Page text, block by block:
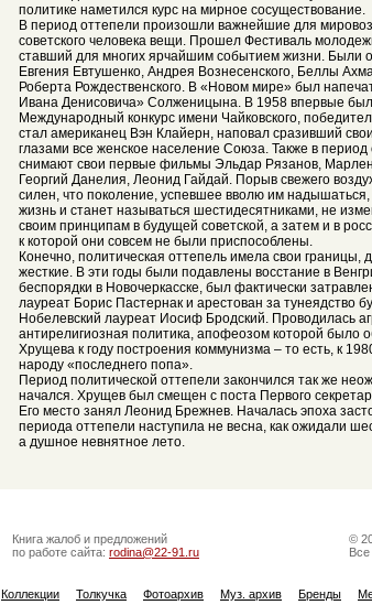
политике наметился курс на мирное сосуществование.
В период оттепели произошли важнейшие для
советского человека вещи. Прошел Фестиваль
ставший для многих ярчайшим событием жизни. Были
Евгения Евтушенко, Андрея Вознесенского, Беллы
Роберта Рождественского. В «Новом мире» был
Ивана Денисовича» Солженицына. В 1958 впервые
Международный конкурс имени Чайковского,
стал американец Вэн Клайерн, наповал сразивший
глазами все женское население Союза. Также в период
снимают свои первые фильмы Эльдар Рязанов,
Георгий Данелия, Леонид Гайдай. Порыв свежего
силен, что поколение, успевшее вволю им надышаться,
жизнь и станет называться шестидесятниками, не
своим принципам в будущей советской, а затем и в
к которой они совсем не были приспособлены.
Конечно, политическая оттепель имела свои границы,
жесткие. В эти годы были подавлены восстание в
беспорядки в Новочеркасске, был фактически
лауреат Борис Пастернак и арестован за тунеядство
Нобелевский лауреат Иосиф Бродский. Проводилась
антирелигиозная политика, апофеозом которой было
Хрущева к году построения коммунизма – то есть, к
народу «последнего попа».
Период политической оттепели закончился так же
начался. Хрущев был смещен с поста Первого
Его место занял Леонид Брежнев. Началась эпоха
периода оттепели наступила не весна, как ожидали
а душное невнятное лето.
Книга жалоб и предложений
по работе сайта: rodina@22-91.ru
©
Коллекции Толкучка Фотоархив Муз. архив Бренды